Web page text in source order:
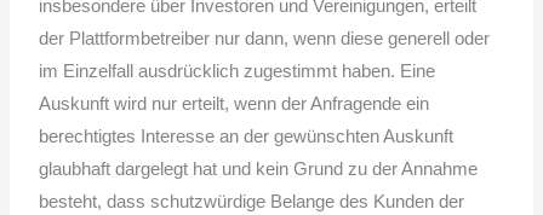
insbesondere über Investoren und Vereinigungen, erteilt
der Plattformbetreiber nur dann, wenn diese generell oder
im Einzelfall ausdrücklich zugestimmt haben. Eine
Auskunft wird nur erteilt, wenn der Anfragende ein
berechtigtes Interesse an der gewünschten Auskunft
glaubhaft dargelegt hat und kein Grund zu der Annahme
besteht, dass schutzwürdige Belange des Kunden der